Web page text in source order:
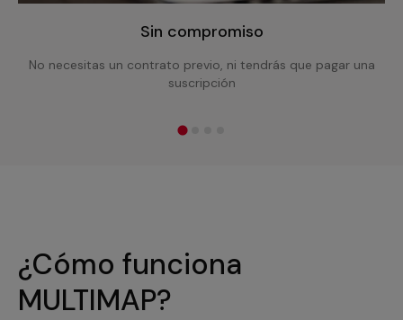
Sin compromiso
No necesitas un contrato previo, ni tendrás que pagar una
suscripción
¿Cómo funciona
MULTIMAP?